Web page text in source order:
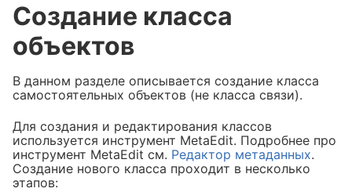
Создание класса
объектов
В данном разделе описывается создание класса
самостоятельных объектов (не класса связи).
Для создания и редактирования классов
используется инструмент MetaEdit. Подробнее про
инструмент MetaEdit см. Редактор метаданных.
Создание нового класса проходит в несколько
этапов: